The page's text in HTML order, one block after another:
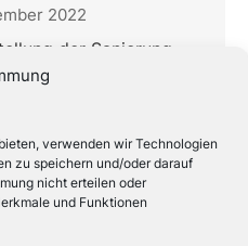
verwenden wir Technologien
zu speichern und/oder darauf
nicht erteilen oder
und Funktionen
2022
der Sanierung
der TGA-
Sanitär und
in
345-349,
NPC Naumann